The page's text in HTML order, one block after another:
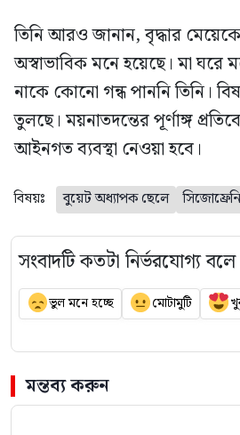
তিনি আরও জানান, বৃদ্ধার
অস্বাভাবিক মনে হয়েছে। মা
নাকে কোনো গন্ধ পাননি তিনি।
তুলছে। ময়নাতদন্তের পূর্ণাঙ্গ
আইনগত ব্যবস্থা নেওয়া হবে।
বিষয়ঃ বুয়েট অধ্যাপক ছেলে
সংবাদটি কতটা নির্ভরযোগ্য
ভুল মনে হচ্ছে মোটামুটি
মন্তব্য করুন